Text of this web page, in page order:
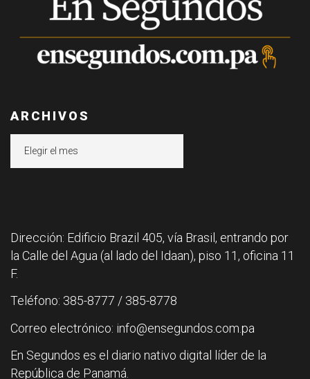
ARCHIVOS
Dirección: Edificio Brazil 405, vía Brasil, entrando por
la Calle del Agua (al lado del Idaan), piso 11, oficina 11
F.
Teléfono: 385-8777 / 385-8778
Correo electrónico: info@ensegundos.com.pa
En Segundos es el diario nativo digital líder de la
República de Panamá.